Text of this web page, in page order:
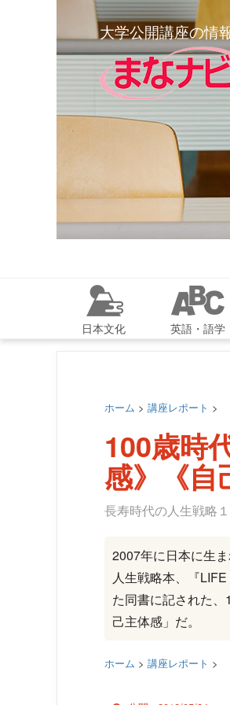
大学公開講座の情
日本文化 英語・語学
ホーム > 講座レポート >
100歳時
感》《自
長寿時代の人生戦略１
2007年に日本に生
人生戦略本、『
た同書に記された
己主体感」だ。
ホーム > 講座レポート >